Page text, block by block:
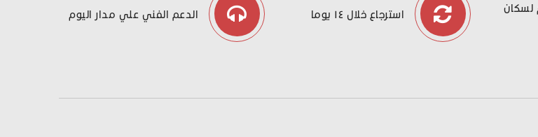
لسكان
استرجاع خلال ١٤ يوما الدعم الفني علي مدار اليوم